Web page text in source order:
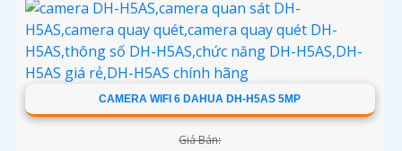
CAMERA WIFI 6 DAHUA DH-H5AS 5MP
Giá Bán: